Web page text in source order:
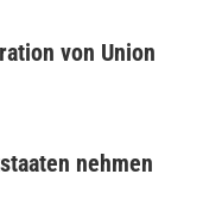
von Union
nehmen